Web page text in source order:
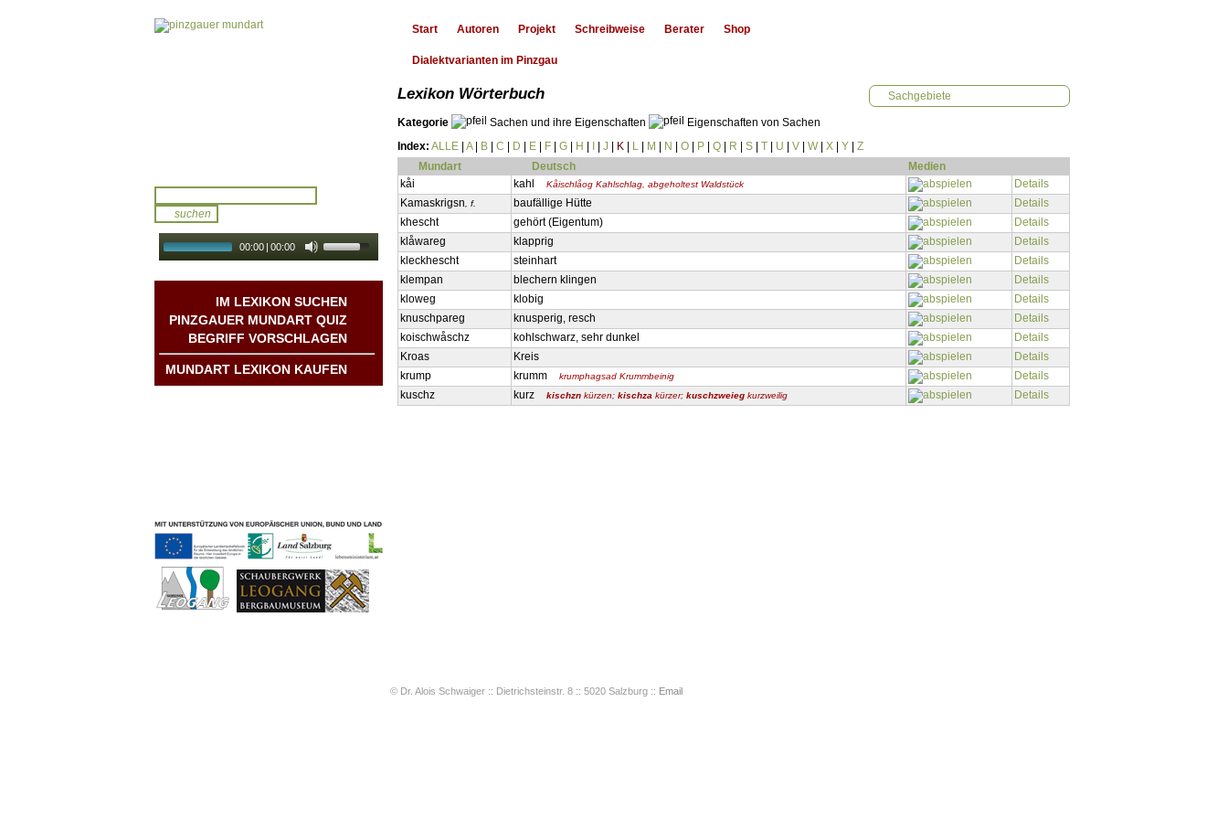
00:00 | 00:00
IM LEXIKON SUCHEN
PINZGAUER MUNDART QUIZ
BEGRIFF VORSCHLAGEN
MUNDART LEXIKON KAUFEN
Start Autoren Projekt Schreibweise Berater Shop
Dialektvarianten im Pinzgau
Sachgebiete
Lexikon Wörterbuch
Kategorie Sachen und ihre Eigenschaften
Eigenschaften von Sachen
Index: ALLE A| B C D E F G H J K L M N O P Q R S T U V W| X Y
Z
Mundart
Deutsch
Medien
kåi
kahl Kåischlåog Kahlschlag, abgeholtest Waldstück
Details
Kamaskrigsn , f. baufällige Hütte
Details
khescht
gehört (Eigentum)
Details
klåwareg
klapprig
Details
kleckhescht
steinhart
Details
klempan
blechern klingen
Details
kloweg
klobig
Details
knuschpareg
knusperig, resch
Details
koischwåschz
kohlschwarz, sehr dunkel
Details
Kroas
Kreis
Details
krump
krumm krumphagsad Krummbeinig
Details
kuschz
kurz kischzn kürzen; kischza kürzer; kuschzweieg kurzweilig Details
© Dr. Alois Schwaiger :: Dietrichsteinstr. 8 :: 5020 Salzburg :: Email